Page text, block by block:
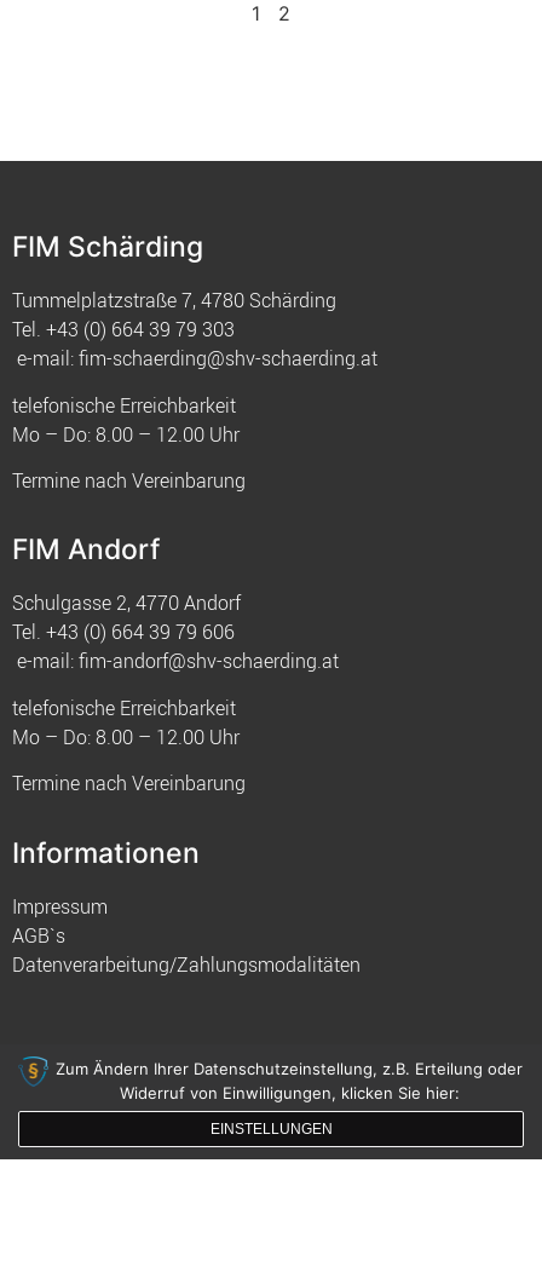
1 2
FIM Schärding
Tummelplatzstraße 7, 4780 Schärding
Tel. +43 (0) 664 39 79 303
e-mail:fim-schaerding@shv-schaerding.at
telefonische Erreichbarkeit
Mo – Do: 8.00 – 12.00 Uhr
Termine nach Vereinbarung
FIM Andorf
Schulgasse 2, 4770 Andorf
Tel. +43 (0) 664 39 79 606
e-mail:fim-andorf@shv-schaerding.at
telefonische Erreichbarkeit
Mo – Do: 8.00 – 12.00 Uhr
Termine nach Vereinbarung
Informationen
Impressum
AGB`s
Datenverarbeitung/Zahlungsmodalitäten
© 2021 FIM
gemacht mit von innDesign
Zum Ändern Ihrer Datenschutzeinstellung, z.B. Erteilung oder
Widerruf von Einwilligungen, klicken Sie hier:
EINSTELLUNGEN